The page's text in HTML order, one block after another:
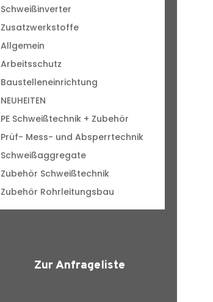
Schweißinverter
Zusatzwerkstoffe
Allgemein
Arbeitsschutz
Baustelleneinrichtung
NEUHEITEN
PE Schweißtechnik + Zubehör
Prüf- Mess- und Absperrtechnik
Schweißaggregate
Zubehör Schweißtechnik
Zubehör Rohrleitungsbau
Zur Anfrageliste